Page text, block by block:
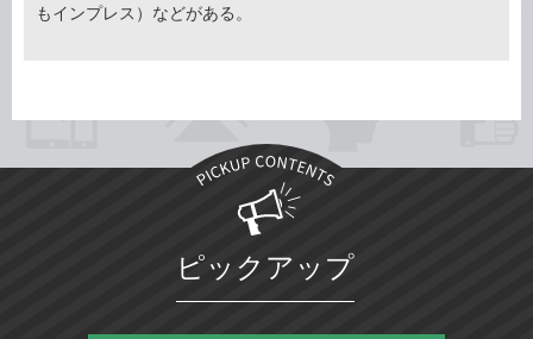
もインプレス）などがある。
ピックアップ